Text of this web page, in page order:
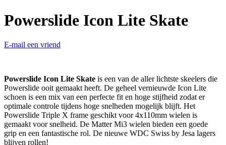
Powerslide Icon Lite Skate
E-mail een vriend
Powerslide Icon Lite Skate is een van de aller lichtste skeelers die
Powerslide ooit gemaakt heeft. De geheel vernieuwde Icon Lite
schoen is een mix van een perfecte fit en hoge stijfheid zodat er
optimale controle tijdens hoge snelheden mogelijk blijft. Het
Powerslide Triple X frame geschikt voor 4x110mm wielen is
gemaakt voor snelheid. De Matter Mi3 wielen bieden een goede
grip en een fantastische rol. De nieuwe WDC Swiss by Jesa lagers
blijven rollen!